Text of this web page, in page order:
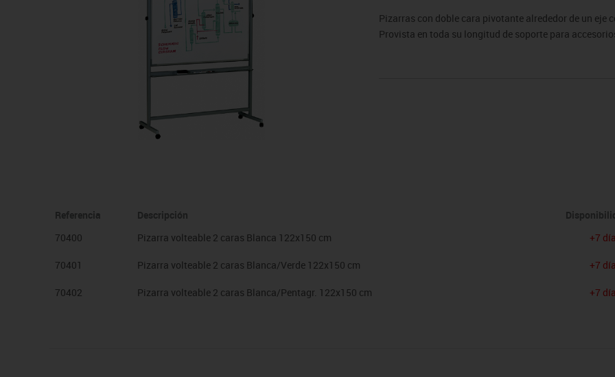
Plastifica, encuaderna, destruye
Juegos de mesa
Juegos simbólicos
Pizarras, vitrinas y expositores
Sillas, bancos y taburetes
Vex robotics
Pizarras con doble cara pivotante alrededor de un
Provista en toda su longitud de soporte para
Referencia Descripción
70400
Pizarra volteable 2 caras Blanca 122x150 cm +7
70401 Pizarra volteable 2 caras Blanca/Verde 122x150 cm +7
70402 Pizarra volteable 2 caras Blanca/Pentagr. 122x150 cm +7